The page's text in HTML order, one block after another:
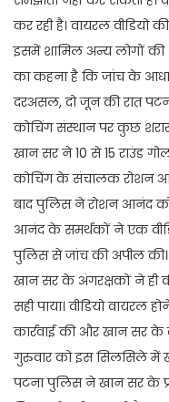
कर रही है। वायरल वीडियो
इसमें शामिल अन्य लोगों की
का कहना है कि जांच के
दरअसल, दो जून की रात
कोचिंग संस्थान पर कुछ
खान सर ने 10 से 15 राउंड
कोचिंग के संचालक रोशन
बाद पुलिस ने रोशन आनंद
आनंद के समर्थकों ने एक
पुलिस से जांच की अपील
खान सर के अंगरक्षकों ने ही
सही पाया। वीडियो वायरल
कार्रवाई की और खान सर के
गुरुवार को इस सिलसिले में
पटना पुलिस ने खान सर के